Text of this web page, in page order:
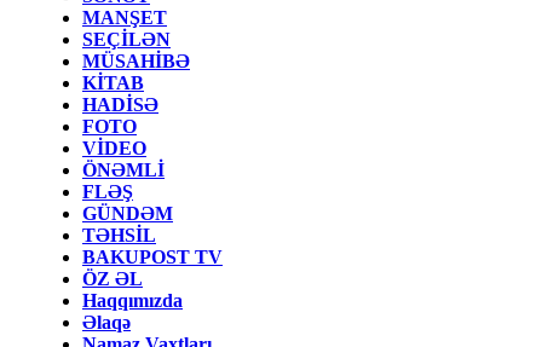
MANŞET
SEÇİLƏN
MÜSAHİBƏ
KİTAB
HADİSƏ
FOTO
VİDEO
ÖNƏMLİ
FLƏŞ
GÜNDƏM
TƏHSİL
BAKUPOST TV
ÖZ ƏL
Haqqımızda
Əlaqə